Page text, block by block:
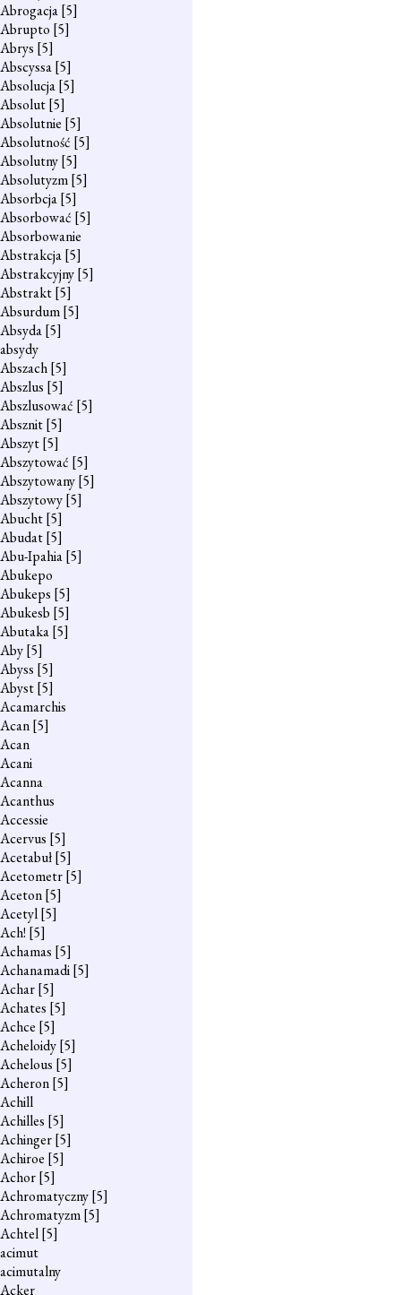
Abrogacja[5]
Abrupto [5]
Abrys [5]
Abscyssa[5]
Absolucja[5]
Absolut[5]
Absolutnie [5]
Absolutność [5]
Absolutny[5]
Absolutyzm[5]
Absorbcja[5]
Absorbować [5]
Absorbowanie
Abstrakcja[5]
Abstrakcyjny[5]
Abstrakt[5]
Absurdum[5]
Absyda[5]
absydy
Abszach[5]
Abszlus [5]
Abszlusować [5]
Absznit[5]
Abszyt[5]
Abszytować [5]
Abszytowany[5]
Abszytowy[5]
Abucht[5]
Abudat[5]
Abu-Ipahia[5]
Abukepo
Abukeps [5]
Abukesb [5]
Abutaka[5]
Aby[5]
Abyss [5]
Abyst[5]
Acamarchis
Acan[5]
Acan
Acani
Acanna
Acanthus
Accessie
Acervus [5]
Acetabuł[5]
Acetometr[5]
Aceton[5]
Acetyl[5]
Ach! [5]
Achamas [5]
Achanamadi[5]
Achar[5]
Achates [5]
Achce [5]
Acheloidy[5]
Achelous [5]
Acheron[5]
Achill
Achilles [5]
Achinger[5]
Achiroe [5]
Achor[5]
Achromatyczny[5]
Achromatyzm[5]
Achtel[5]
acimut
acimutalny
Acker